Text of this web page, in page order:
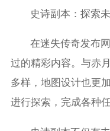
史诗副本：探索
在迷失传奇发布
过的精彩内容。与赤
多样，地图设计也更
进行探索，完成各种